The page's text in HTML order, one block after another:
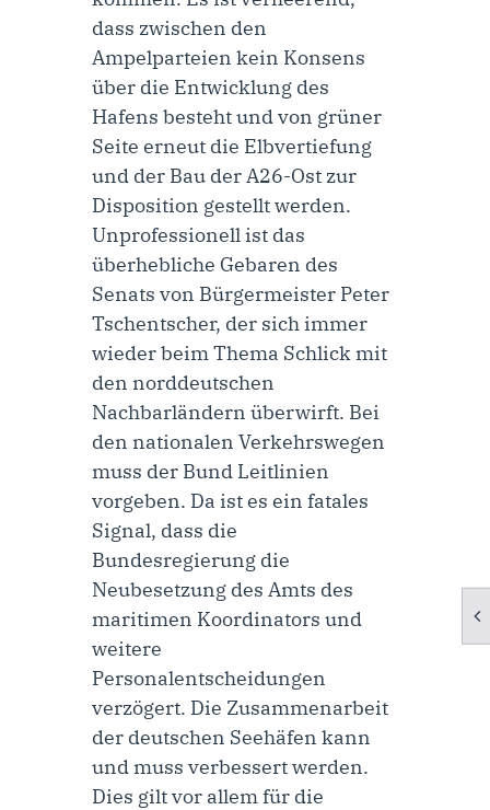
dass zwischen den
Ampelparteien kein Konsens
über die Entwicklung des
Hafens besteht und von grüner
Seite erneut die Elbvertiefung
und der Bau der A26-Ost zur
Disposition gestellt werden.
Unprofessionell ist das
überhebliche Gebaren des
Senats von Bürgermeister Peter
Tschentscher, der sich immer
wieder beim Thema Schlick mit
den norddeutschen
Nachbarländern überwirft. Bei
den nationalen Verkehrswegen
muss der Bund Leitlinien
vorgeben. Da ist es ein fatales
Signal, dass die
Bundesregierung die
Neubesetzung des Amts des
maritimen Koordinators und
weitere
Personalentscheidungen
verzögert. Die Zusammenarbeit
der deutschen Seehäfen kann
und muss verbessert werden.
Dies gilt vor allem für die